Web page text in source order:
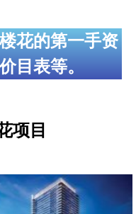
花的第一手资
目表等。
项目